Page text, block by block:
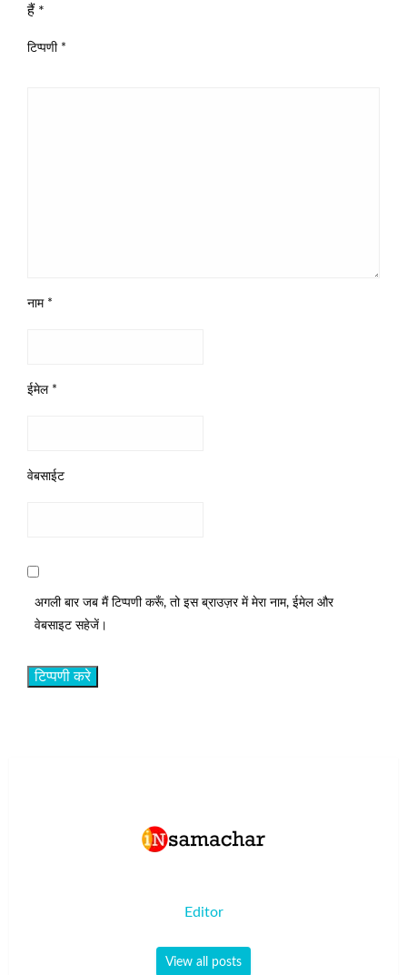
हैं *
टिप्पणी *
नाम *
ईमेल *
वेबसाईट
अगली बार जब मैं टिप्पणी करूँ, तो इस ब्राउज़र में मेरा नाम, ईमेल और
वेबसाइट सहेजें।
Editor
View all posts